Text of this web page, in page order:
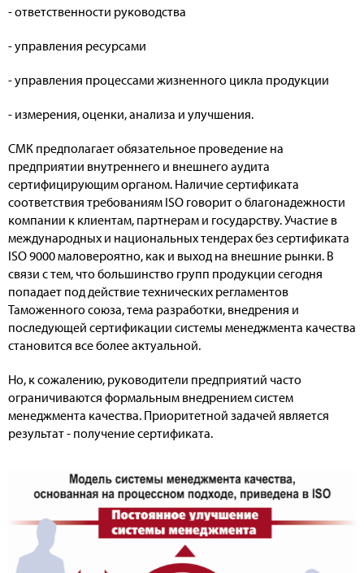
- ответственности руководства
- управления ресурсами
- управления процессами жизненного цикла продукции
- измерения, оценки, анализа и улучшения.
СМК предполагает обязательное проведение на
предприятии внутреннего и внешнего аудита
сертифицирующим органом. Наличие сертификата
соответствия требованиям ISO говорит о благонадежности
компании к клиентам, партнерам и государству. Участие в
международных и национальных тендерах без сертификата
ISO 9000 маловероятно, как и выход на внешние рынки. В
связи с тем, что большинство групп продукции сегодня
попадает под действие технических регламентов
Таможенного союза, тема разработки, внедрения и
последующей сертификации системы менеджмента качества
становится все более актуальной.
Но, к сожалению, руководители предприятий часто
ограничиваются формальным внедрением систем
менеджмента качества. Приоритетной задачей является
результат - получение сертификата.